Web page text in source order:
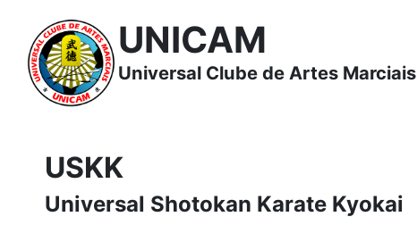
UNICAM
Universal Clube de Artes Marciais
USKK
Universal Shotokan Karate Kyokai